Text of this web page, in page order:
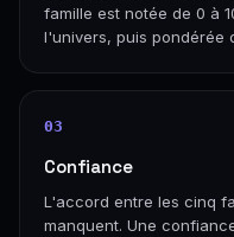
famille est notée de 0 à
l'univers, puis pondérée
03
Confiance
L'accord entre les cinq
manquent. Une